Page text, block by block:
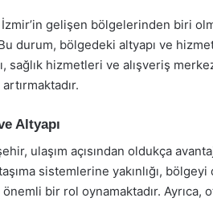
gelişen bölgelerinden biri
durum, bölgedeki altyapı ve
sağlık hizmetleri ve alışveriş
Altyapı
ulaşım açısından oldukça
sistemlerine yakınlığı,
önemli bir rol oynamaktadır.